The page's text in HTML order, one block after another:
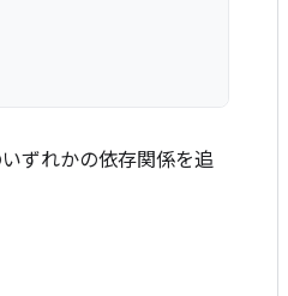
ずれかの依存関係を追